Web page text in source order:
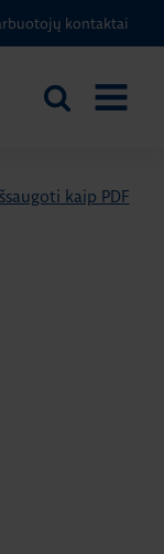
kontaktai
Ieškoti
kaip PDF